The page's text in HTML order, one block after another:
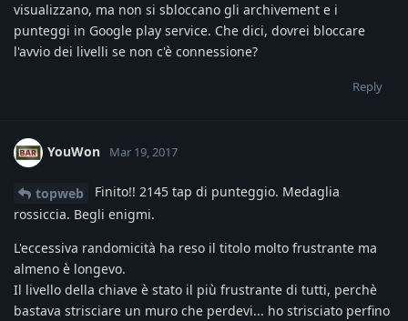
visualizzano, ma non si sbloccano gli archivement e i
punteggi in Google play service. Che dici, dovrei bloccare
l'avvio dei livelli se non c'è connessione?
Reply
YouWon Mar 19, 2017
topweb
Finito!! 2145 tap di punteggio. Medaglia
rossiccia. Begli enigmi.
L'eccessiva randomicità ha reso il titolo molto frustrante ma
almeno è longevo.
Il livello della chiave è stato il più frustrante di tutti, perchè
bastava strisciare un muro che perdevi... ho strisciato perfino